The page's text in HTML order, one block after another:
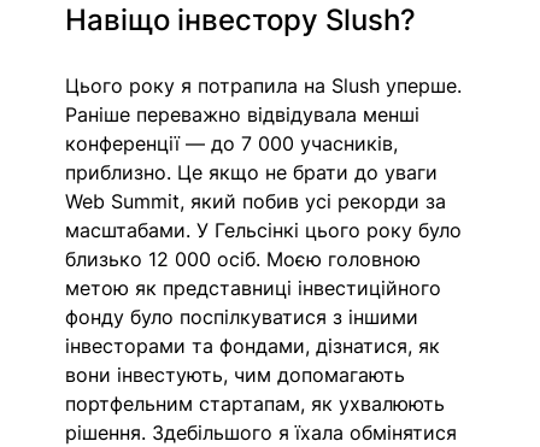
Навіщо інвестору Slush?
Цього року я потрапила на Slush уперше.
Раніше переважно відвідувала менші
конференції — до 7 000 учасників,
приблизно. Це якщо не брати до уваги
Web Summit, який побив усі рекорди за
масштабами. У Гельсінкі цього року було
близько 12 000 осіб. Моєю головною
метою як представниці інвестиційного
фонду було поспілкуватися з іншими
інвесторами та фондами, дізнатися, як
вони інвестують, чим допомагають
портфельним стартапам, як ухвалюють
рішення. Здебільшого я їхала обмінятися